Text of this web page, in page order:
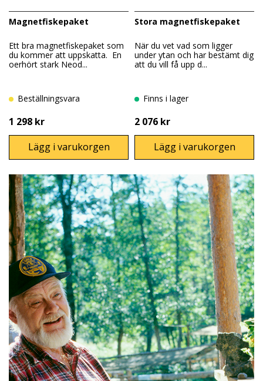
Magnetfiskepaket
Ett bra magnetfiskepaket som
du kommer att uppskatta. En
oerhört stark Neod...
Beställningsvara
1 298 kr
Lägg i varukorgen
Stora magnetfiskepaket
När du vet vad som ligger
under ytan och har bestämt dig
att du vill få upp d...
Finns i lager
2 076 kr
Lägg i varukorgen